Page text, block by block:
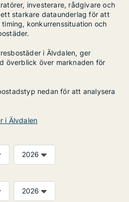
investerare, rådgivare och
starkare dataunderlag för att
konkurrenssituation och
i Älvdalen, ger
överblick över marknaden för
nedan för att analysera
i Älvdalen